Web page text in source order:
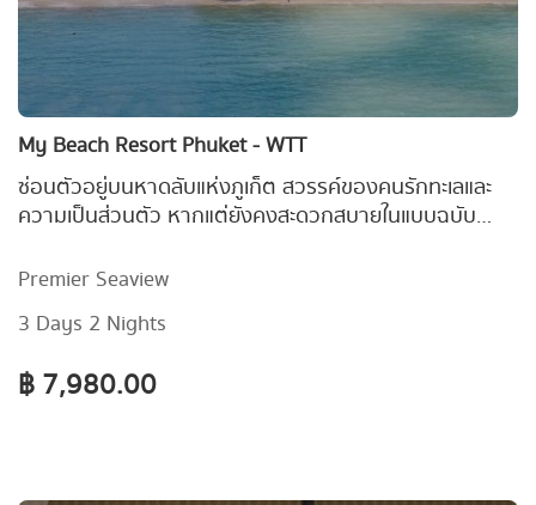
My Beach Resort Phuket - WTT
ซ่อนตัวอยู่บนหาดลับแห่งภูเก็ต สวรรค์ของคนรักทะเลและ
ความเป็นส่วนตัว หากแต่ยังคงสะดวกสบายในแบบฉบับ
Premier Seaview
3 Days 2 Nights
฿ 7,980.00